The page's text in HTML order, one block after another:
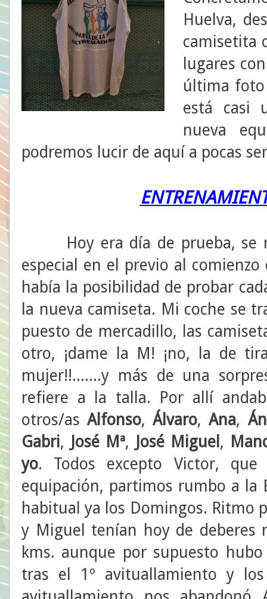
Huelva,
camisetita
lugares
última foto
está casi
nueva
podremos lucir de aquí a pocas
Hoy era día de prueba, se
especial en el previo al
había la posibilidad de probar
la nueva camiseta. Mi coche se
puesto de mercadillo, las
otro, ¡dame la M! ¡no, la de
mujer!!.......y más de una
refiere a la talla. Por allí
otros/asAlfonso,Álvaro,Ana,
Gabri, José Mª, José Miguel ,
yo. Todos excepto Victor,
equipación, partimos rumbo a la
habitual ya los Domingos. Ritmo
y Miguel tenían hoy de deberes
kms. aunque por supuesto
tras el 1º avituallamiento y